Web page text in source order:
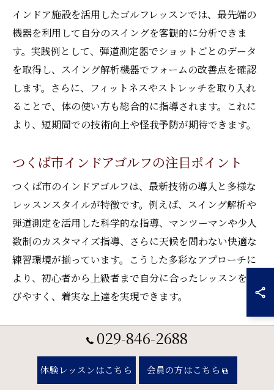
インドア施設を活用したゴルフレッスンでは、最先端の
機器を利用して自分のスイングを客観的に分析できま
す。実践例として、弾道測定器でショットごとのデータ
を取得し、スイング解析機器でフォームの改善点を確認
します。さらに、フィットネスやストレッチを取り入れ
ることで、体の使い方も総合的に指導されます。これに
より、短期間での技術向上や怪我予防が期待できます。
つくば市インドアゴルフの注目ポイント
つくば市のインドアゴルフは、最新技術の導入と多様な
レッスンスタイルが特徴です。例えば、スイング解析や
弾道測定を活用した科学的な指導、マンツーマンや少人
数制のカスタマイズ指導、さらに天候を問わない快適な
練習環境が揃っています。こうした多彩なアプローチに
より、初心者から上級者まで自分に合ったレッスンを選
びやすく、着実な上達を実現できます。
快適なゴルフレッスン環境の選び方
快適なゴルフレッスン環境を選ぶには、設備の充実度と
指導スタイルを重視しましょう。弾道測定器やスイング
029-846-2688
体験レッスンはこちら 会員の方はこちら